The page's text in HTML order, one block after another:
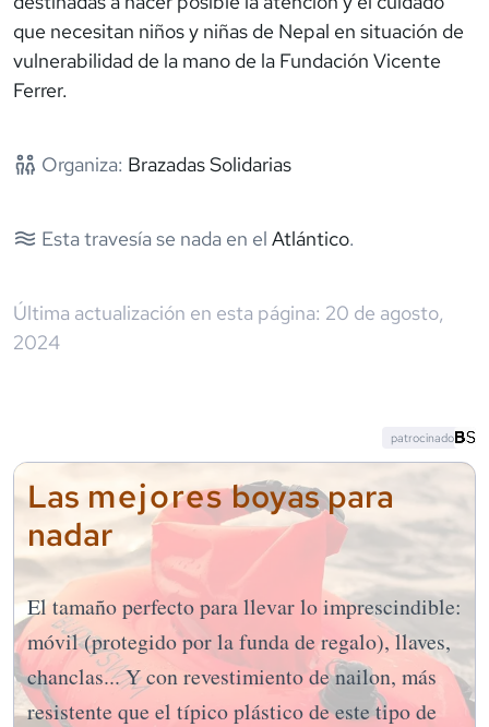
que necesitan niños y niñas de Nepal en situación de
vulnerabilidad de la mano de la Fundación Vicente
Ferrer.
Organiza: Brazadas Solidarias
Esta travesía se nada en el Atlántico.
Última actualización en esta página: 20 de agosto,
2024
Las mejoresboyas para
nadar
El tamaño perfecto para llevar lo imprescindible:
móvil (protegido por la funda de regalo), llaves,
chanclas... Y con revestimiento de nailon, más
resistente que el típico plástico de este tipo de
patrocinado